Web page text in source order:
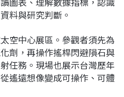
料與研究判斷。
空中心展區。參觀者須先為
劑，再操作搖桿閃避隕石與
任務。現場也展示台灣歷年
遙遠想像變成可操作、可體